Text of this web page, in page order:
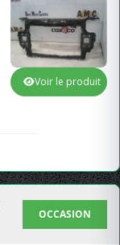
Voir le produit
OCCASION